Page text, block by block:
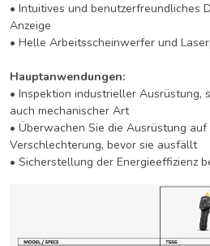
• Intuitives und benutzerfreundliches
Anzeige
• Helle Arbeitsscheinwerfer und
Hauptanwendungen:
• Inspektion industrieller Ausrüstung,
auch mechanischer Art
• Überwachen Sie die Ausrüstung
Verschlechterung, bevor sie ausfällt
• Sicherstellung der Energieeffizienz